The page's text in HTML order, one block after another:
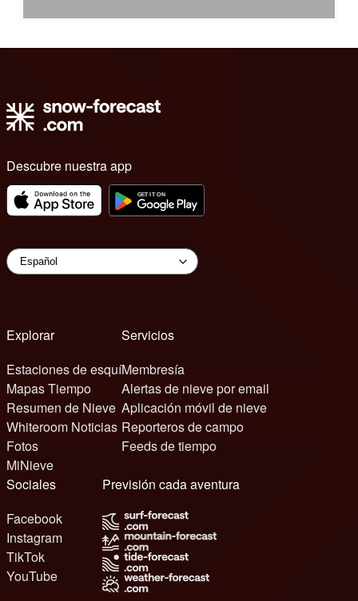
Descubre nuestra app
Explorar
Estaciones de esquí
Mapas Tiempo
Resumen de Nieve
Whiteroom Noticias
Fotos
MiNieve
Servicios
Membresía
Alertas de nieve por email
Aplicación móvil de nieve
Reporteros de campo
Feeds de tiempo
Sociales
Facebook
Instagram
TikTok
YouTube
Previsión cada aventura